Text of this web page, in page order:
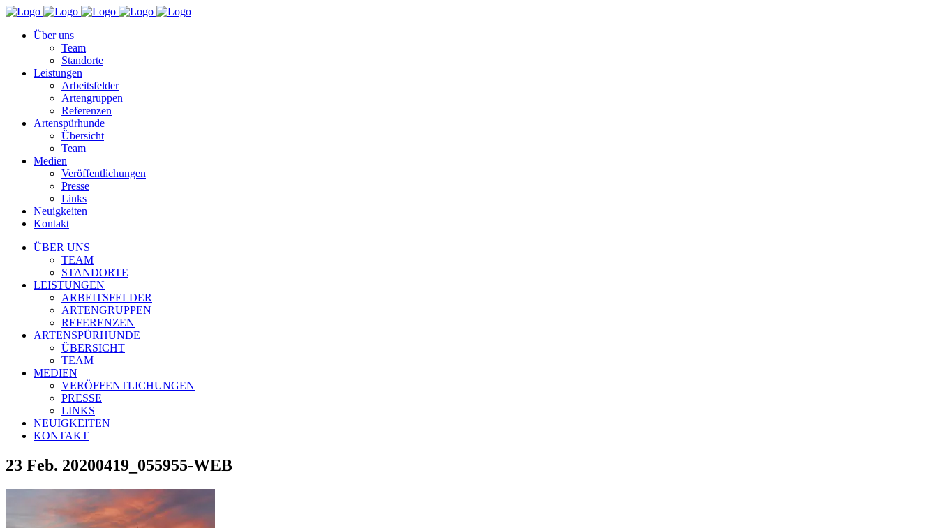
Über uns
Team
Standorte
Leistungen
Arbeitsfelder
Artengruppen
Referenzen
Artenspürhunde
Übersicht
Team
Medien
Veröffentlichungen
Presse
Links
Neuigkeiten
Kontakt
ÜBER UNS
TEAM
STANDORTE
LEISTUNGEN
ARBEITSFELDER
ARTENGRUPPEN
REFERENZEN
ARTENSPÜRHUNDE
ÜBERSICHT
TEAM
MEDIEN
VERÖFFENTLICHUNGEN
PRESSE
LINKS
NEUIGKEITEN
KONTAKT
23 Feb. 20200419_055955-WEB